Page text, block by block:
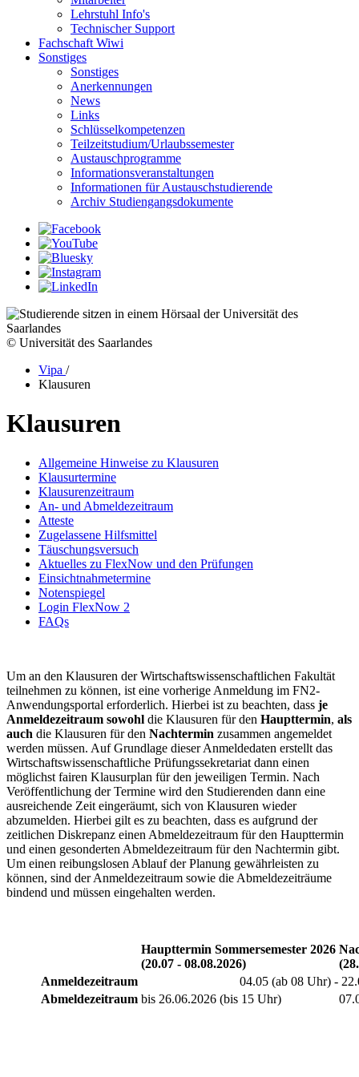
Lehrstuhl Info's
Technischer Support
Fachschaft Wiwi
Sonstiges
Sonstiges
Anerkennungen
News
Links
Schlüsselkompetenzen
Teilzeitstudium/Urlaubssemester
Austauschprogramme
Informationsveranstaltungen
Informationen für Austauschstudierende
Archiv Studiengangsdokumente
© Universität des Saarlandes
Vipa /
Klausuren
Klausuren
Allgemeine Hinweise zu Klausuren
Klausurtermine
Klausurenzeitraum
An- und Abmeldezeitraum
Atteste
Zugelassene Hilfsmittel
Täuschungsversuch
Aktuelles zu FlexNow und den Prüfungen
Einsichtnahmetermine
Notenspiegel
Login FlexNow 2
FAQs
Um an den Klausuren der Wirtschaftswissenschaftlichen Fakultät
teilnehmen zu können, ist eine vorherige Anmeldung im FN2-
Anwendungsportal erforderlich. Hierbei ist zu beachten, dass je
Anmeldezeitraum sowohl die Klausuren für den Haupttermin, als
auch die Klausuren für den Nachtermin zusammen angemeldet
werden müssen. Auf Grundlage dieser Anmeldedaten erstellt das
Wirtschaftswissenschaftliche Prüfungssekretariat dann einen
möglichst fairen Klausurplan für den jeweiligen Termin. Nach
Veröffentlichung der Termine wird den Studierenden dann eine
ausreichende Zeit eingeräumt, sich von Klausuren wieder
abzumelden. Hierbei gilt es zu beachten, dass es aufgrund der
zeitlichen Diskrepanz einen Abmeldezeitraum für den Haupttermin
und einen gesonderten Abmeldezeitraum für den Nachtermin gibt.
Um einen reibungslosen Ablauf der Planung gewährleisten zu
können, sind der Anmeldezeitraum sowie die Abmeldezeiträume
bindend und müssen eingehalten werden.
Haupttermin Sommersemester 2026
(20.07 - 08.08.2026)
Anmeldezeitraum
04.05 (ab 08 Uhr) -
Abmeldezeitraum bis 26.06.2026 (bis 15 Uhr)